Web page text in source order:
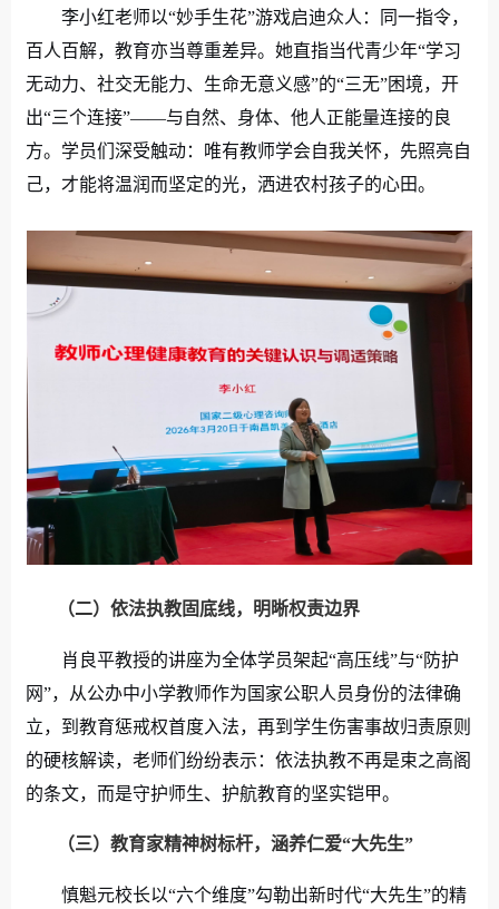
李小红老师以“妙手生花”游戏启迪众人：同一指令，
百人百解，教育亦当尊重差异。她直指当代青少年“学习
无动力、社交无能力、生命无意义感”的“三无”困境，开
出“三个连接”——与自然、身体、他人正能量连接的良
方。学员们深受触动：唯有教师学会自我关怀，先照亮自
己，才能将温润而坚定的光，洒进农村孩子的心田。
（二） 依法执教固底线，明晰权责边界
肖良平教授的讲座为全体学员架起“高压线”与“防护
网”，从公办中小学教师作为国家公职人员身份的法律确
立，到教育惩戒权首度入法，再到学生伤害事故归责原则
的硬核解读，老师们纷纷表示：依法执教不再是束之高阁
的条文，而是守护师生、护航教育的坚实铠甲。
（三） 教育家精神树标杆，涵养仁爱“大先生”
慎魁元校长以“六个维度”勾勒出新时代“大先生”的精